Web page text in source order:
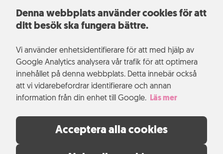
Denna webbplats använder cookies för att
ditt besök ska fungera bättre.
Vi använder enhetsidentifierare för att med hjälp av
Google Analytics analysera vår trafik för att optimera
innehållet på denna webbplats. Detta innebär också
att vi vidarebefordrar identifierare och annan
information från din enhet till Google.
Läs mer
Acceptera alla cookies